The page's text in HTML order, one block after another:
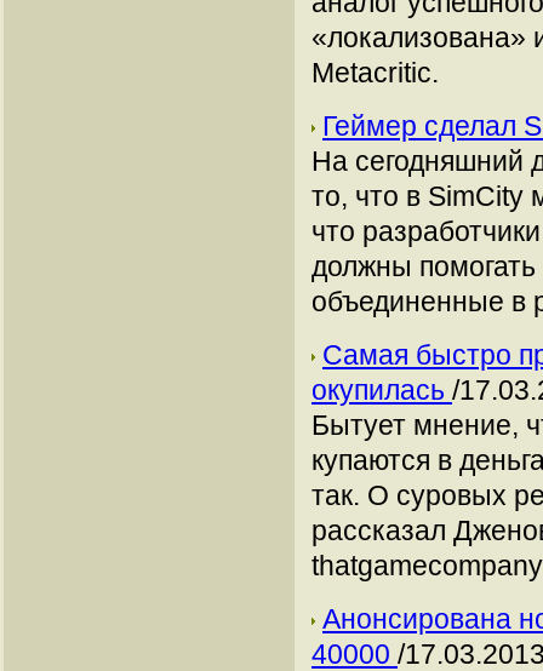
«локализована»
Metacritic.
Геймер сделал
На сегодняшний
то, что в SimCity
что
должны помогать
объединенные в
Cамая быстро
окупилась /
Бытует мнение,
купаются в
так. О суровых
рассказал
Анонсирована
40000 /